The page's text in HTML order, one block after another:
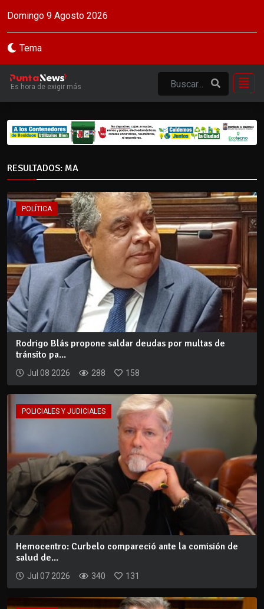
Domingo 9 Agosto 2026
Tema
Es hora de exigir más
RESULTADOS: MA
POLÍTICA
Rodrigo Blás propone saldar deudas por multas de
tránsito pa...
Jul 08 2026 288 158
POLICIALES Y JUDICIALES
Hemocentro: Curbelo compareció ante la comisión de
salud de...
Jul 07 2026 340 131